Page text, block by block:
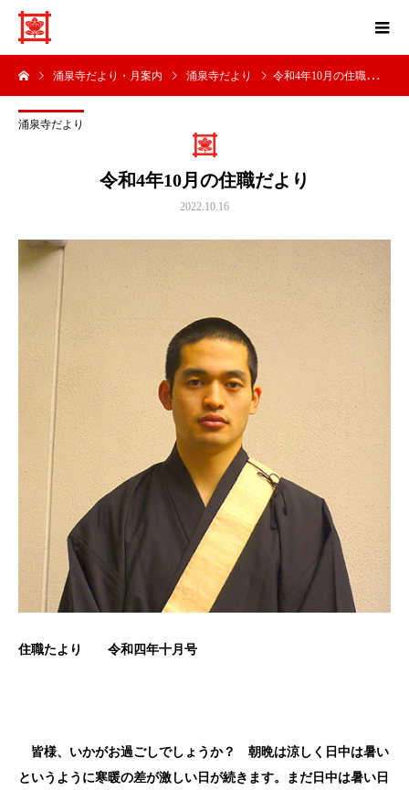
涌泉寺だより・月案内 涌泉寺だより 令和4年10月の住職だより
涌泉寺だより
令和4年10月の住職だより
2022.10.16
住職たより 令和四年十月号
皆様、いかがお過ごしでしょうか？ 朝晩は涼しく日中は暑い
というように寒暖の差が激しい日が続きます。まだ日中は暑い日